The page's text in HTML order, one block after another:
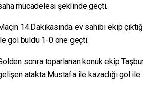
mücadelesi şeklinde geçti.
14.Dakikasında ev sahibi ekip
gol buldu 1-0 öne geçti.
sonra toparlanan konuk ekip
atakta Mustafa ile kazadığı gol